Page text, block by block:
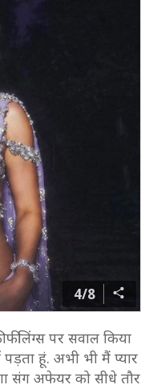
4/8
पर सवाल किया
पड़ता हूं. अभी भी मैं प्यार
संग अफेयर को सीधे तौर